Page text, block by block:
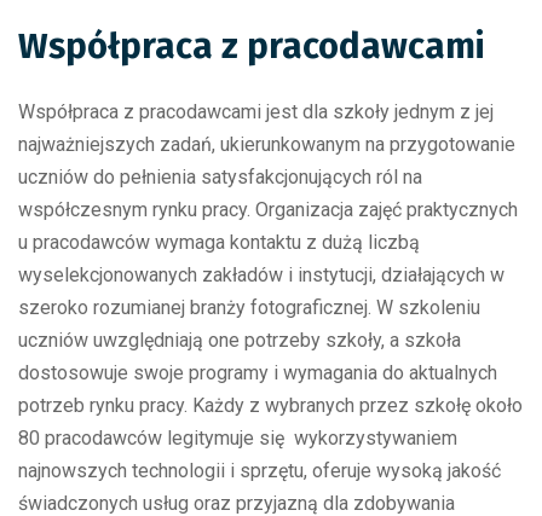
Współpraca z pracodawcami
Współpraca z pracodawcami jest dla szkoły jednym z jej
najważniejszych zadań, ukierunkowanym na przygotowanie
uczniów do pełnienia satysfakcjonujących ról na
współczesnym rynku pracy. Organizacja zajęć praktycznych
u pracodawców wymaga kontaktu z dużą liczbą
wyselekcjonowanych zakładów i instytucji, działających w
szeroko rozumianej branży fotograficznej. W szkoleniu
uczniów uwzględniają one potrzeby szkoły, a szkoła
dostosowuje swoje programy i wymagania do aktualnych
potrzeb rynku pracy. Każdy z wybranych przez szkołę około
80 pracodawców legitymuje się wykorzystywaniem
najnowszych technologii i sprzętu, oferuje wysoką jakość
świadczonych usług oraz przyjazną dla zdobywania